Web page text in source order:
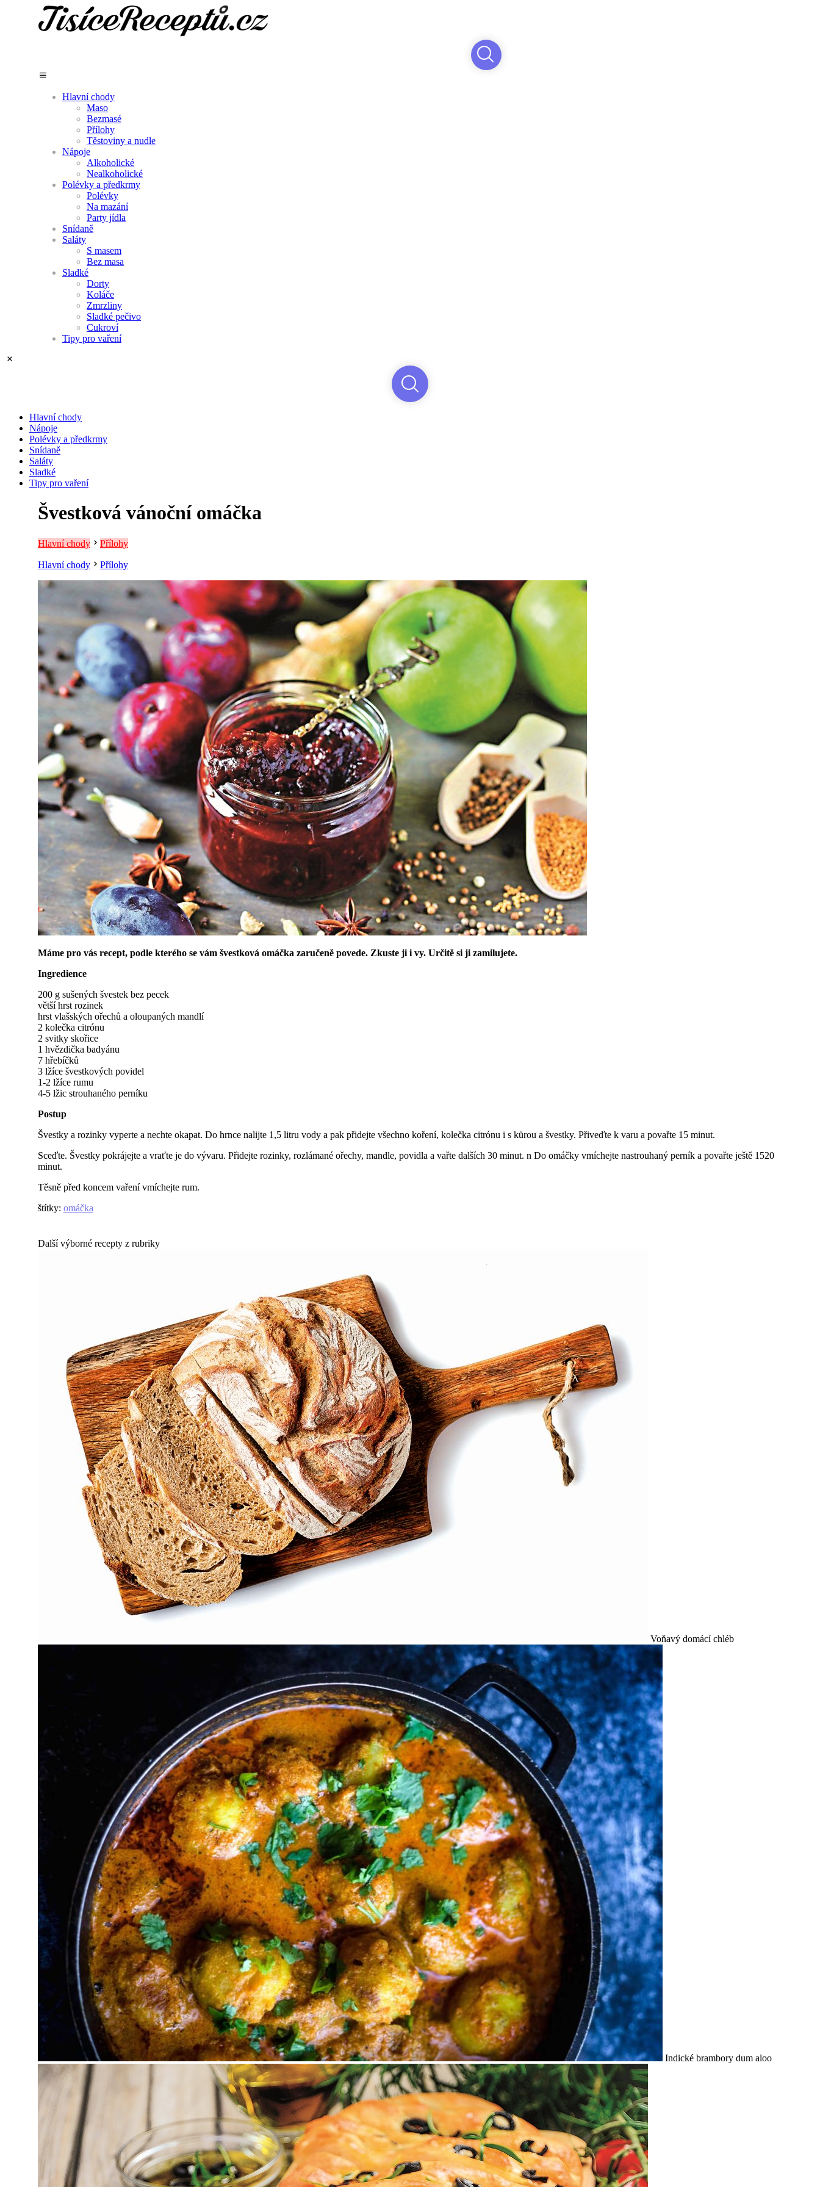
Hlavní chody
Maso
Bezmasé
Přílohy
Těstoviny a nudle
Nápoje
Alkoholické
Nealkoholické
Polévky a předkrmy
Polévky
Na mazání
Party jídla
Snídaně
Saláty
S masem
Bez masa
Sladké
Dorty
Koláče
Zmrzliny
Sladké pečivo
Cukroví
Tipy pro vaření
Hlavní chody
Nápoje
Polévky a předkrmy
Snídaně
Saláty
Sladké
Tipy pro vaření
Švestková vánoční omáčka
Hlavní chody Přílohy
Hlavní chody Přílohy
Máme pro vás recept, podle kterého se vám švestková omáčka zaručeně povede. Zkuste ji i vy. Určitě si ji zamilujete.
Ingredience
200 g sušených švestek bez pecek
větší hrst rozinek
hrst vlašských ořechů a oloupaných mandlí
2 kolečka citrónu
2 svitky skořice
1 hvězdička badyánu
7 hřebíčků
3 lžíce švestkových povidel
1-2 lžíce rumu
4-5 lžic strouhaného perníku
Postup
Švestky a rozinky vyperte a nechte okapat. Do hrnce nalijte 1,5 litru vody a pak přidejte všechno koření, kolečka citrónu i s kůrou a švestky. Přiveďte k varu a povařte 15 minut.
Sceďte. Švestky pokrájejte a vraťte je do vývaru. Přidejte rozinky, rozlámané ořechy, mandle, povidla a vařte dalších 30 minut. n Do omáčky vmíchejte nastrouhaný perník a povařte ještě 1520
minut.
Těsně před koncem vaření vmíchejte rum.
štítky: omáčka
Další výborné recepty z rubriky
Voňavý domácí chléb
Indické brambory dum aloo